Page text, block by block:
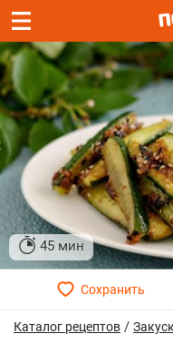
45 мин
Каталог рецептов /